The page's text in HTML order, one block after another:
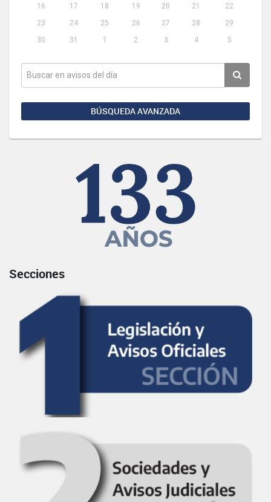
16
17 18 19 20 21
22
23
24 25 26 27 28
29
30
31 1 2 3 4 5
BÚSQUEDA AVANZADA
Secciones